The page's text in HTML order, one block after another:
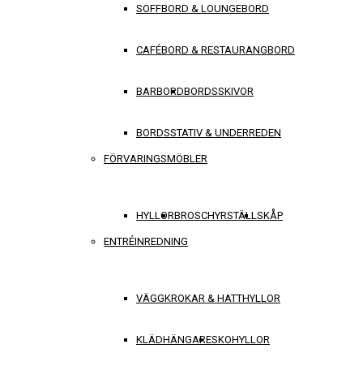
SOFFBORD & LOUNGEBORD
CAFÉBORD & RESTAURANGBORD
BARBORDBORDSSKIVOR
BORDSSTATIV & UNDERREDEN
FÖRVARINGSMÖBLER
HYLLORBROSCHYRSTÄLLSKÅP
ENTRÉINREDNING
VÄGGKROKAR & HATTHYLLOR
KLÄDHÄNGARESKOHYLLOR